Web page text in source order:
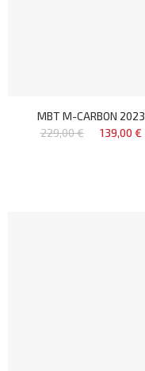
MBT M-CARBON 2023
229,00 €
139,00 €